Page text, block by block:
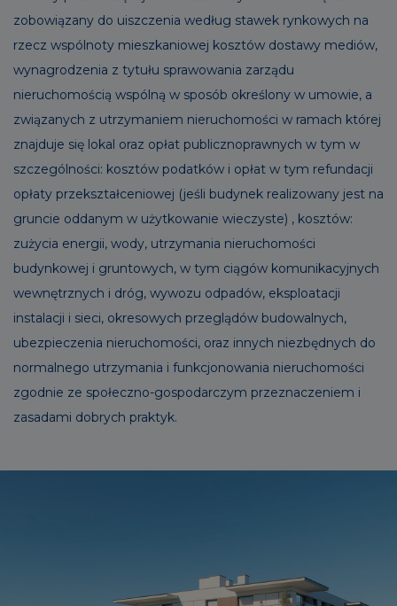
zobowiązany do uiszczenia według stawek rynkowych na
rzecz wspólnoty mieszkaniowej kosztów dostawy mediów,
wynagrodzenia z tytułu sprawowania zarządu
nieruchomością wspólną w sposób określony w umowie, a
związanych z utrzymaniem nieruchomości w ramach której
znajduje się lokal oraz opłat publicznoprawnych w tym w
szczególności: kosztów podatków i opłat w tym refundacji
opłaty przekształceniowej (jeśli budynek realizowany jest na
gruncie oddanym w użytkowanie wieczyste) , kosztów:
zużycia energii, wody, utrzymania nieruchomości
budynkowej i gruntowych, w tym ciągów komunikacyjnych
wewnętrznych i dróg, wywozu odpadów, eksploatacji
instalacji i sieci, okresowych przeglądów budowalnych,
ubezpieczenia nieruchomości, oraz innych niezbędnych do
normalnego utrzymania i funkcjonowania nieruchomości
zgodnie ze społeczno-gospodarczym przeznaczeniem i
zasadami dobrych praktyk.